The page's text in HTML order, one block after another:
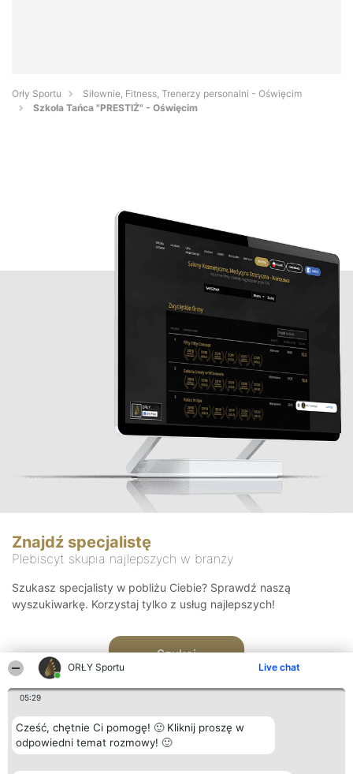
ORŁY Sportu Live chat
05:29
Cześć, chętnie Ci pomogę! 🙂 Kliknij proszę w
odpowiedni temat rozmowy! 🙂
Orły Sportu
Siłownie, Fitness, Trenerzy personalni - Oświęcim
Szkoła Tańca "PRESTIŻ" - Oświęcim
Znajdź specjalistę
Plebiscyt skupia najlepszych w branży
Szukasz specjalisty w pobliżu Ciebie? Sprawdź naszą
wyszukiwarkę. Korzystaj tylko z usług najlepszych!
Szukaj
Organizator plebiscytu Plebiscyt Kontakt